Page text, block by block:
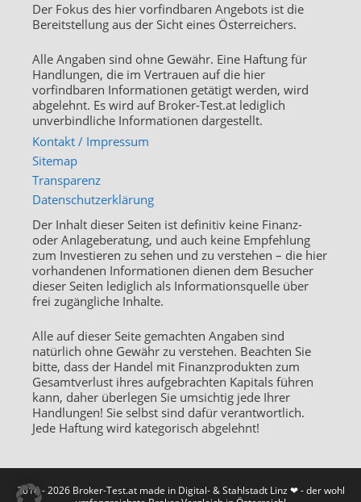
Der Fokus des hier vorfindbaren Angebots ist die
Bereitstellung aus der Sicht eines Österreichers.
Alle Angaben sind ohne Gewähr. Eine Haftung für
Handlungen, die im Vertrauen auf die hier
vorfindbaren Informationen getätigt werden, wird
abgelehnt. Es wird auf Broker-Test.at lediglich
unverbindliche Informationen dargestellt.
Kontakt / Impressum
Sitemap
Transparenz
Datenschutzerklärung
Der Inhalt dieser Seiten ist definitiv keine Finanz-
oder Anlageberatung, und auch keine Empfehlung
zum Investieren zu sehen und zu verstehen – die hier
vorhandenen Informationen dienen dem Besucher
dieser Seiten lediglich als Informationsquelle über
frei zugängliche Inhalte.
Alle auf dieser Seite gemachten Angaben sind
natürlich ohne Gewähr zu verstehen. Beachten Sie
bitte, dass der Handel mit Finanzprodukten zum
Gesamtverlust ihres aufgebrachten Kapitals führen
kann, daher überlegen Sie umsichtig jede Ihrer
Handlungen! Sie selbst sind dafür verantwortlich.
Jede Haftung wird kategorisch abgelehnt!
2014 - 2026 Broker-Test.at made in Digital- & Stahlstadt Linz ❤ - der wohl